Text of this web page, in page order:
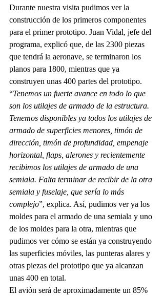
Durante nuestra visita pudimos ver la
construcción de los primeros componentes
para el primer prototipo. Juan Vidal, jefe del
programa, explicó que, de las 2300 piezas
que tendrá la aeronave, se terminaron los
planos para 1800, mientras que ya
construyen unas 400 partes del prototipo.
“Tenemos un fuerte avance en todo lo que
son los utilajes de armado de la estructura.
Tenemos disponibles ya todos los utilajes de
armado de superficies menores, timón de
dirección, timón de profundidad, empenaje
horizontal, flaps, alerones y recientemente
recibimos los utilajes de armado de una
semiala. Falta terminar de recibir de la otra
semiala y fuselaje, que sería lo más
complejo”, explica. Así, pudimos ver ya los
moldes para el armado de una semiala y uno
de los moldes para la otra, mientras que
pudimos ver cómo se están ya construyendo
las superficies móviles, las punteras alares y
otras piezas del prototipo que ya alcanzan
unas 400 en total.
El avión será de aproximadamente un 85%